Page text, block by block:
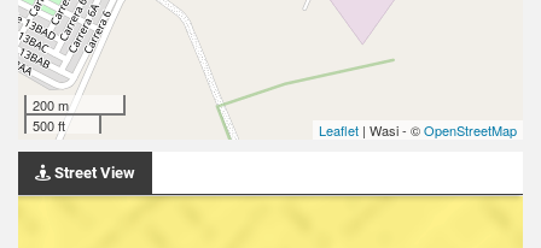
200 m
500 ft
Leaflet | Wasi - ©OpenStreetMap
Street View